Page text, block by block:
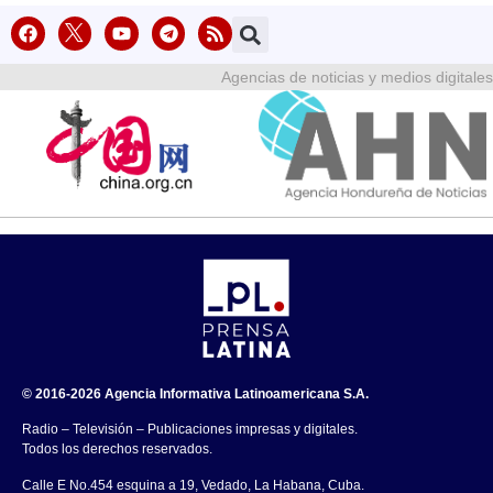
Agencias de noticias y medios digitales
© 2016-2026 Agencia Informativa Latinoamericana S.A.
Radio – Televisión – Publicaciones impresas y digitales.
Todos los derechos reservados.
Calle E No.454 esquina a 19, Vedado, La Habana, Cuba.